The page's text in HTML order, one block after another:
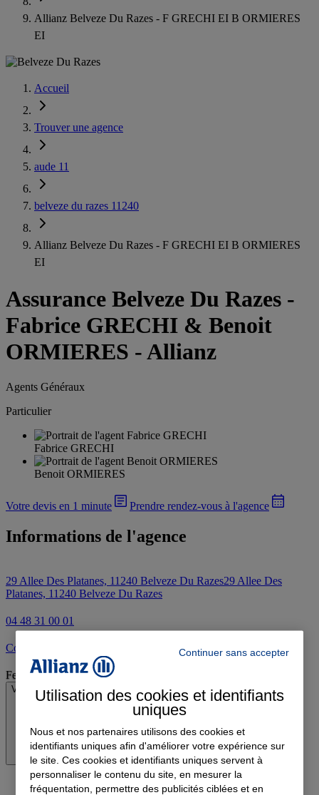
Allianz Belveze Du Razes - F GRECHI EI B ORMIERES
EI
Accueil
Trouver une agence
aude 11
belveze du razes 11240
Allianz Belveze Du Razes - F GRECHI EI B ORMIERES
EI
Assurance Belveze Du Razes -
Fabrice GRECHI & Benoit
ORMIERES - Allianz
Agents Généraux
Particulier
Fabrice GRECHI
Benoit ORMIERES
Votre devis en 1 minute Prendre rendez-vous à l'agence
Informations de l'agence
29 Allee Des Platanes, 11240 Belveze Du Razes29 Allee Des
Platanes, 11240 Belveze Du Razes
04 48 31 00 01
Contacter l'agence par e-mail
Fermé
Voir les horaires
Continuer sans accepter
Utilisation des cookies et identifiants
uniques
Nous et nos partenaires utilisons des cookies et
identifiants uniques afin d'améliorer votre expérience sur
le site. Ces cookies et identifiants uniques servent à
personnaliser le contenu du site, en mesurer la
fréquentation, permettre des publicités ciblées et en